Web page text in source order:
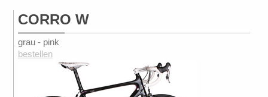
CORRO W
grau - pink
bestellen